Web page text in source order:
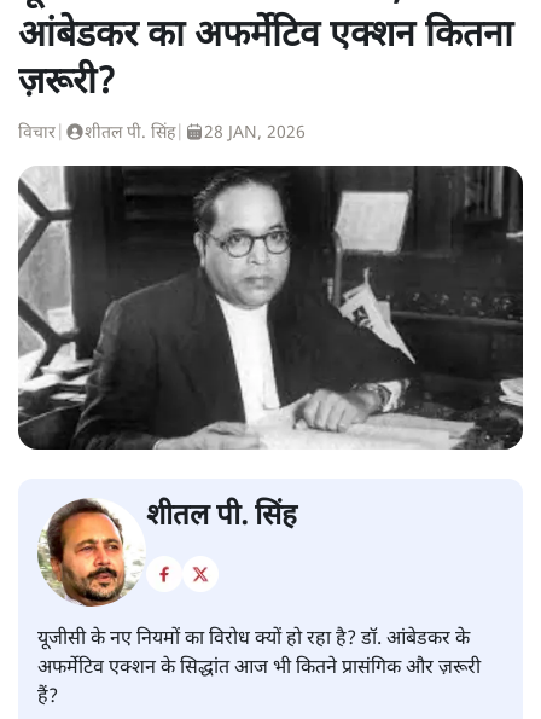
आंबेडकर का अफर्मेटिव एक्शन कितना
ज़रूरी?
विचार शीतल पी. सिंह| 28 JAN, 2026
शीतल पी. सिंह
यूजीसी के नए नियमों का विरोध क्यों हो रहा है? डॉ. आंबेडकर के
अफर्मेटिव एक्शन के सिद्धांत आज भी कितने प्रासंगिक और ज़रूरी
हैं?